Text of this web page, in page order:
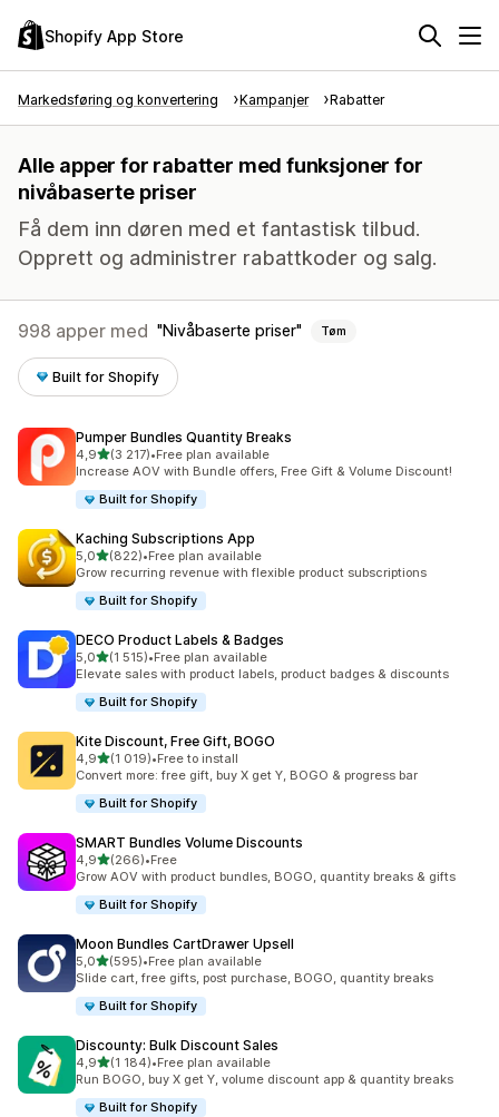
Shopify App Store
Markedsføring og konvertering Kampanjer Rabatter
Alle apper for rabatter med funksjoner for
nivåbaserte priser
Få dem inn døren med et fantastisk tilbud.
Opprett og administrer rabattkoder og salg.
998 apper med Nivåbaserte priser Tøm
Built for Shopify
Pumper Bundles Quantity Breaks
4,9av 5 stjerner
(3 217)
Totalt 3217 omtaler
•Free plan available
Increase AOV with Bundle offers, Free Gift & Volume Discount!
Built for Shopify
Kaching Subscriptions App
5,0av 5 stjerner
(822)
Totalt 822 omtaler
•Free plan available
Grow recurring revenue with flexible product subscriptions
Built for Shopify
DECO Product Labels & Badges
5,0av 5 stjerner
(1 515)
Totalt 1515 omtaler
•Free plan available
Elevate sales with product labels, product badges & discounts
Built for Shopify
Kite Discount, Free Gift, BOGO
4,9av 5 stjerner
(1 019)
Totalt 1019 omtaler
•Free to install
Convert more: free gift, buy X get Y, BOGO & progress bar
Built for Shopify
SMART Bundles Volume Discounts
4,9av 5 stjerner
(266)
Totalt 266 omtaler
•Free
Grow AOV with product bundles, BOGO, quantity breaks & gifts
Built for Shopify
Moon Bundles CartDrawer Upsell
5,0av 5 stjerner
(595)
Totalt 595 omtaler
•Free plan available
Slide cart, free gifts, post purchase, BOGO, quantity breaks
Built for Shopify
Discounty: Bulk Discount Sales
4,9av 5 stjerner
(1 184)
Totalt 1184 omtaler
•Free plan available
Run BOGO, buy X get Y, volume discount app & quantity breaks
Built for Shopify